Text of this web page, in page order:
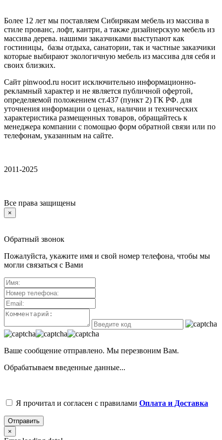
Более 12 лет мы поставляем Сибирякам мебель из массива в
стиле прованс, лофт, кантри, а также дизайнерскую мебель из
массива дерева. нашими заказчиками выступают как
гостиницы, базы отдыха, санатории, так и частные заказчики
которые выбирают экологичную мебель из массива для себя и
своих близких.
Сайт pinwood.ru носит исключительно информационно-
рекламный характер и не является публичной офертой,
определяемой положением ст.437 (пункт 2) ГК РФ. для
уточнения информации о ценах, наличии и технических
характеристика размещенных товаров, обращайтесь к
менеджера компании с помощью форм обратной связи или по
телефонам, указанным на сайте.
2011-2025
Все права защищены
×
Обратный звонок
Пожалуйста, укажите имя и свой номер телефона, чтобы мы
могли связаться с Вами
Ваше сообщение отправлено. Мы перезвоним Вам.
Обрабатываем введенные данные...
Я прочитал и согласен с правилами Оплата и Доставка
Отправить
×